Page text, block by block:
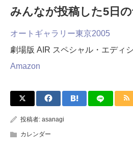
みんなが投稿した5日
オートギャラリー東京2005
劇場版 AIR スペシャル・エディ
Amazon
投稿者: asanagi
カレンダー